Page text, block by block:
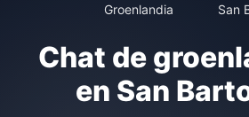
Groenlandia San
Chat de
en San